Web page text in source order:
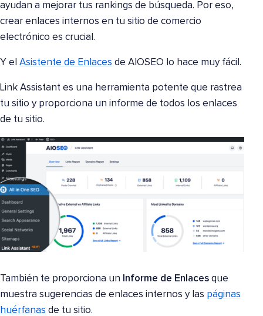
ayudan a mejorar tus rankings de búsqueda. Por eso,
crear enlaces internos en tu sitio de comercio
electrónico es crucial.
Y el Asistente de Enlaces de AIOSEO lo hace muy fácil.
Link Assistant es una herramienta potente que rastrea
tu sitio y proporciona un informe de todos los enlaces
de tu sitio.
También te proporciona un Informe de Enlaces que
muestra sugerencias de enlaces internos y las páginas
huérfanas de tu sitio.